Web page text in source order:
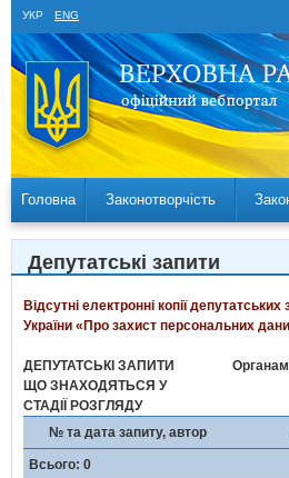
УКР ENG
Головна Законотворчість
Депутатські запити
Відсутні електронні копії
України «Про захист персональних
ДЕПУТАТСЬКІ ЗАПИТИ
ЩО ЗНАХОДЯТЬСЯ У
СТАДІЇ РОЗГЛЯДУ
Органам
№ та дата запиту, автор
Всього: 0